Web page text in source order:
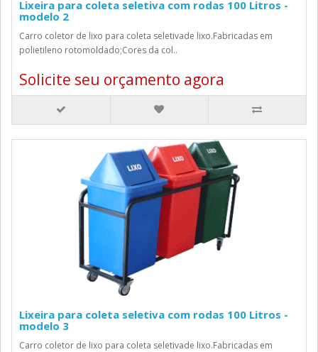
Lixeira para coleta seletiva com rodas 100 Litros -
modelo 2
Carro coletor de lixo para coleta seletivade lixo.Fabricadas em
polietileno rotomoldado;Cores da col..
Solicite seu orçamento agora
Lixeira para coleta seletiva com rodas 100 Litros -
modelo 3
Carro coletor de lixo para coleta seletivade lixo.Fabricadas em